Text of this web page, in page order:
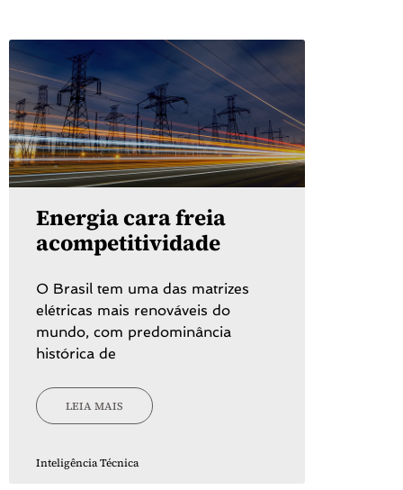
Energia cara freia
acompetitividade
O Brasil tem uma das matrizes
elétricas mais renováveis do
mundo, com predominância
histórica de
LEIA MAIS
Inteligência Técnica